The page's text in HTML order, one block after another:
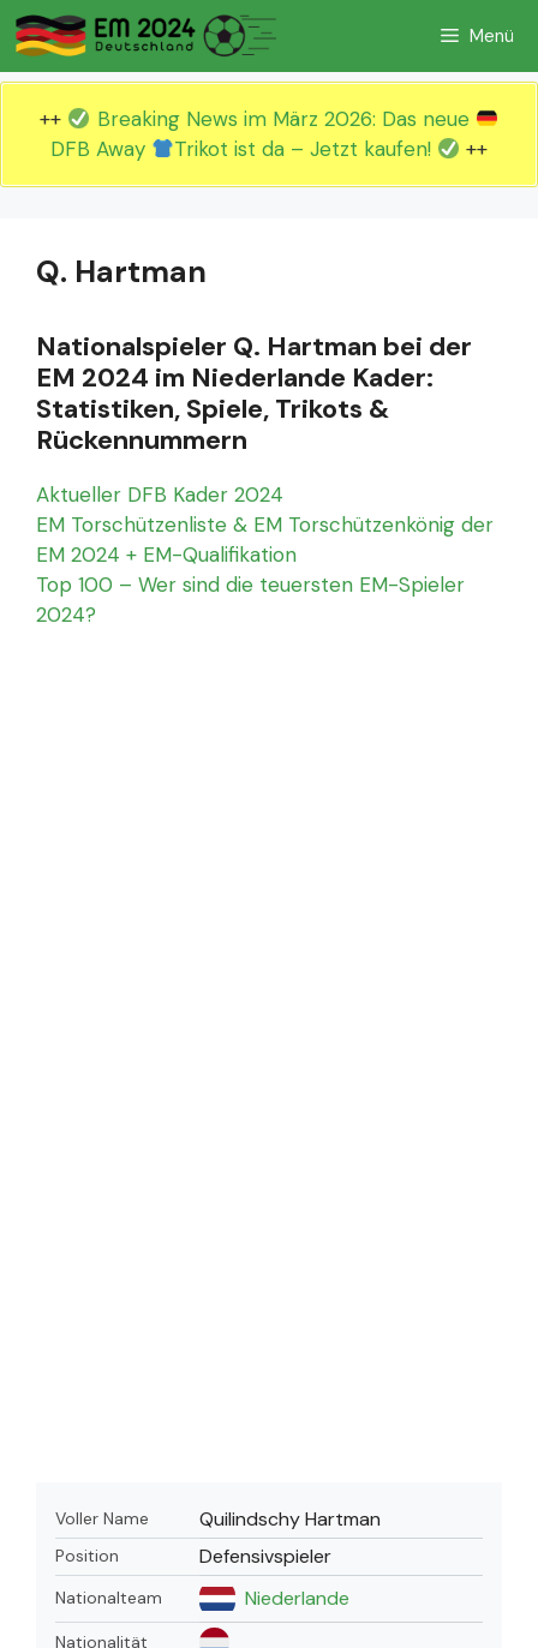
Zum
Inhalt
springen
Menü
++
Breaking News im März 2026: Das neue
DFB Away
Trikot ist da – Jetzt kaufen! ++
Q. Hartman
Nationalspieler Q. Hartman bei der
EM 2024 im Niederlande Kader:
Statistiken, Spiele, Trikots &
Rückennummern
Aktueller DFB Kader 2024
EM Torschützenliste & EM Torschützenkönig der
EM 2024 + EM-Qualifikation
Top 100 – Wer sind die teuersten EM-Spieler
2024?
Voller Name Quilindschy Hartman
Position Defensivspieler
Nationalteam Niederlande
Nationalität